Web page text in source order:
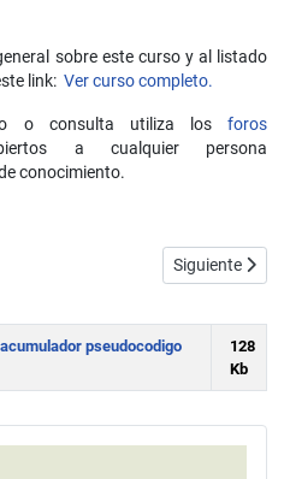
sobre este curso y al listado
link: Ver curso completo.
o consulta utiliza losforos
a cualquier persona
conocimiento.
en programación y similitud con
Artículo
Siguiente
pseudocodigo
128
Kb